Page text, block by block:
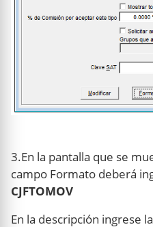
3.En la pantalla que se
campo Formato deberá
CJFTOMOV
En la descripción ingrese